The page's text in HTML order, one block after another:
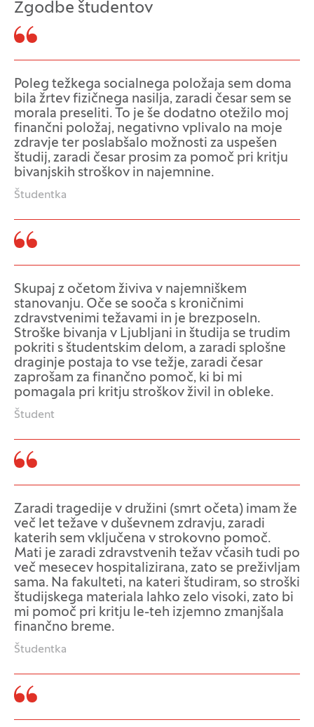
Zgodbe študentov
Poleg težkega socialnega položaja sem doma
bila žrtev fizičnega nasilja, zaradi česar sem se
morala preseliti. To je še dodatno otežilo moj
finančni položaj, negativno vplivalo na moje
zdravje ter poslabšalo možnosti za uspešen
študij, zaradi česar prosim za pomoč pri kritju
bivanjskih stroškov in najemnine.
Študentka
Skupaj z očetom živiva v najemniškem
stanovanju. Oče se sooča s kroničnimi
zdravstvenimi težavami in je brezposeln.
Stroške bivanja v Ljubljani in študija se trudim
pokriti s študentskim delom, a zaradi splošne
draginje postaja to vse težje, zaradi česar
zaprošam za finančno pomoč, ki bi mi
pomagala pri kritju stroškov živil in obleke.
Študent
Zaradi tragedije v družini (smrt očeta) imam že
več let težave v duševnem zdravju, zaradi
katerih sem vključena v strokovno pomoč.
Mati je zaradi zdravstvenih težav včasih tudi po
več mesecev hospitalizirana, zato se preživljam
sama. Na fakulteti, na kateri študiram, so stroški
študijskega materiala lahko zelo visoki, zato bi
mi pomoč pri kritju le-teh izjemno zmanjšala
finančno breme.
Študentka